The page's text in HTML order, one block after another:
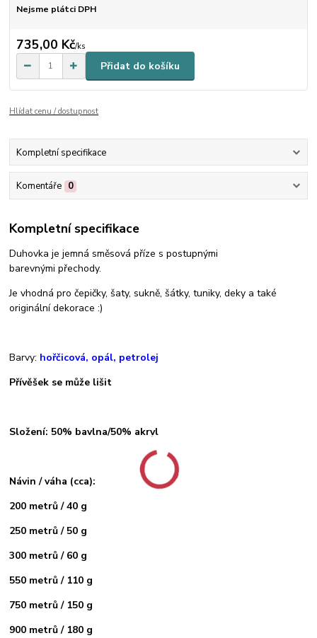
Nejsme plátci DPH
735,00 Kč/ks
Přidat do košíku
Hlídat cenu / dostupnost
Kompletní specifikace
Komentáře 0
Kompletní specifikace
Duhovka je jemná směsová příze s postupnými
barevnými přechody.
Je vhodná pro čepičky, šaty, sukně, šátky, tuniky, deky a také
originální dekorace :)
Barvy: hořčicová, opál, petrolej
Přívěšek se může lišit
Složení: 50% bavlna/50% akryl
Návin / váha (cca):
200 metrů / 40 g
250 metrů / 50 g
300 metrů / 60 g
550 metrů / 110 g
750 metrů / 150 g
900 metrů / 180 g